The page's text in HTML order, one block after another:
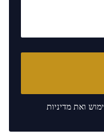
ואת מדיניות